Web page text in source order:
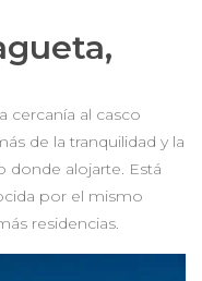
cercanía al casco
de la tranquilidad y la
donde alojarte. Está
por el mismo
residencias.